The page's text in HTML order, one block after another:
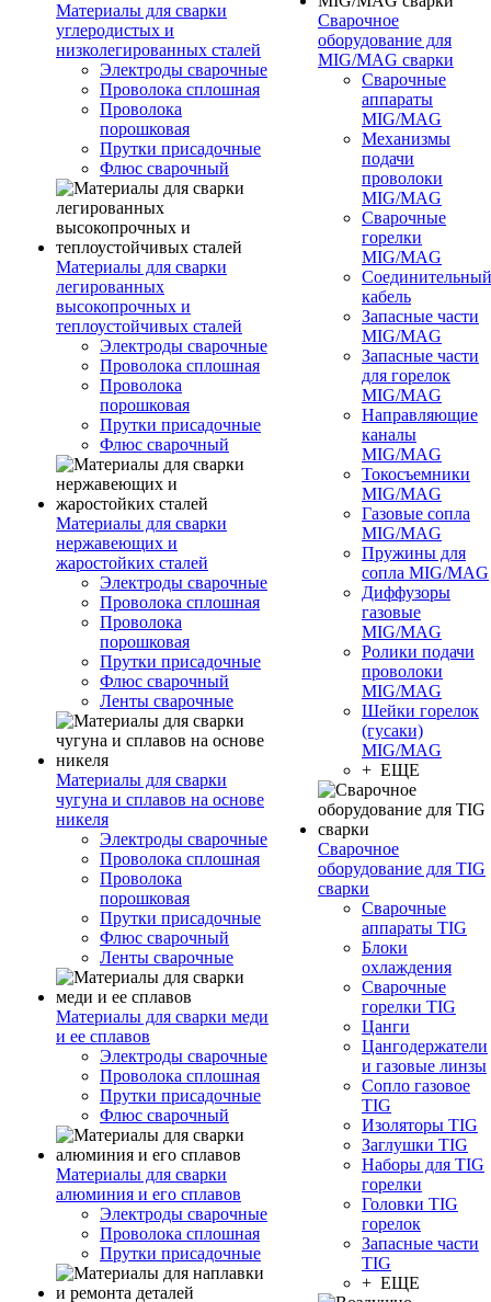
Материалы для сварки
углеродистых и
низколегированных сталей
Электроды сварочные
Проволока сплошная
Проволока
порошковая
Прутки присадочные
Флюс сварочный
Материалы для сварки
легированных
высокопрочных и
теплоустойчивых сталей
Электроды сварочные
Проволока сплошная
Проволока
порошковая
Прутки присадочные
Флюс сварочный
Материалы для сварки
нержавеющих и
жаростойких сталей
Электроды сварочные
Проволока сплошная
Проволока
порошковая
Прутки присадочные
Флюс сварочный
Ленты сварочные
Материалы для сварки
чугуна и сплавов на основе
никеля
Электроды сварочные
Проволока сплошная
Проволока
порошковая
Прутки присадочные
Флюс сварочный
Ленты сварочные
Материалы для сварки меди
и ее сплавов
Электроды сварочные
Проволока сплошная
Прутки присадочные
Флюс сварочный
Материалы для сварки
алюминия и его сплавов
Электроды сварочные
Проволока сплошная
Прутки присадочные
Сварочное
оборудование для
MIG/MAG сварки
Сварочные
аппараты
MIG/MAG
Механизмы
подачи
проволоки
MIG/MAG
Сварочные
горелки
MIG/MAG
Соединительный
кабель
Запасные части
MIG/MAG
Запасные части
для горелок
MIG/MAG
Направляющие
каналы
MIG/MAG
Токосъемники
MIG/MAG
Газовые сопла
MIG/MAG
Пружины для
сопла MIG/MAG
Диффузоры
газовые
MIG/MAG
Ролики подачи
проволоки
MIG/MAG
Шейки горелок
(гусаки)
MIG/MAG
+ ЕЩЕ
Сварочное
оборудование для TIG
сварки
Сварочные
аппараты TIG
Блоки
охлаждения
Сварочные
горелки TIG
Цанги
Цангодержатели
и газовые линзы
Сопло газовое
TIG
Изоляторы TIG
Заглушки TIG
Наборы для TIG
горелки
Головки TIG
горелок
Запасные части
TIG
+ ЕЩЕ